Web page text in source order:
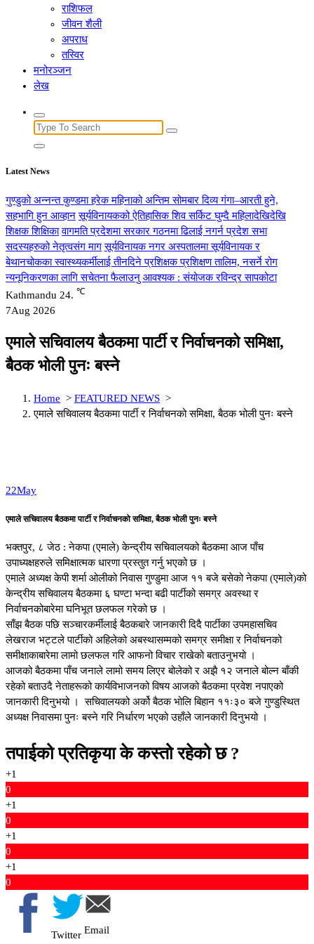
राशिफल
जीवन शैली
अपराध
तस्विर
मनोरञ्जन
लेख
Search
for:
Latest News
गुण्डुको अन्नन्त कुण्डमा हरेक महिनाको अन्तिम सोमबार दिव्य गंगा–आरती हुने,
सहभागि हुन आव्हान सूर्यविनायकको ऐतिहासिक शिव सर्किट घुम्दै महिलादेखिदेखि
शिक्षक शिक्षिका वागमति प्रदेशमा सरकार गठनमा ढिलाई नगर्न प्रदेश सभा
सदस्यहरुको नेतृत्वसंग माग सूर्यविनायक नगर अस्पतालमा सूर्यविनायक र
बेथानचोकका स्वास्थ्यकर्मीलाई तीनदिने प्रशिक्षक प्रशिक्षण तालिम, नसर्ने रोग
न्यनूनिकरणका लागि सचेतना फैलाउनु आवश्यक : संयोजक रविन्द्र सापकोटा
Kathmandu 24. ℃
7Aug 2026
एमाले सचिवालय बैठकमा पार्टी र निर्वाचनको समिक्षा,
बैठक भोली पुनः बस्ने
Home > FEATURED NEWS >
एमाले सचिवालय बैठकमा पार्टी र निर्वाचनको समिक्षा, बैठक भोली पुनः बस्ने
22May
एमाले सचिवालय बैठकमा पार्टी र निर्वाचनको समिक्षा, बैठक भोली पुनः बस्ने
भक्तपुर, ८ जेठ : नेकपा (एमाले) केन्द्रीय सचिवालयको बैठकमा आज पाँच
उपाध्यक्षहरुले समिक्षात्मक धारणा प्रस्तुत गर्नु भएको छ ।
एमाले अध्यक्ष केपी शर्मा ओलीको निवास गुण्डुमा आज ११ बजे बसेको नेकपा (एमाले)को
केन्द्रीय सचिवालय बैठकमा ६ घण्टा भन्दा बढी पार्टीको समग्र अवस्था र
निर्वाचनकोबारेमा घनिभूत छलफल गरेको छ ।
साँझ बैठक पछि सञ्चारकर्मीलाई बैठकबारे जानकारी दिदै पार्टीका उपमहासचिव
लेखराज भट्टले पार्टीको अहिलेको अबस्थासम्मको समग्र समीक्षा र निर्वाचनको
समीक्षाकाबारेमा लामो छलफल गरि आफनो विचार राखेको बताउनुभयो ।
आजको बैठकमा पाँच जनाले लामो समय लिएर बोलेको र अझै १२ जनाले बोल्न बाँकी
रहेको बताउदै नेताहरूको कार्यविभाजनको विषय आजको बैठकमा प्रवेश नपाएको
जानकारी दिनुभयो । सचिवालयको अर्को बैठक भोलि बिहान ११ः३० बजे गुण्डुस्थित
अध्यक्ष निवासमा पुनः बस्ने गरि निर्धारण भएको उहाँले जानकारी दिनुभयो ।
तपाईको प्रतिकृया के कस्तो रहेको छ ?
+1
0
+1
0
+1
0
+1
0
Twitter Email